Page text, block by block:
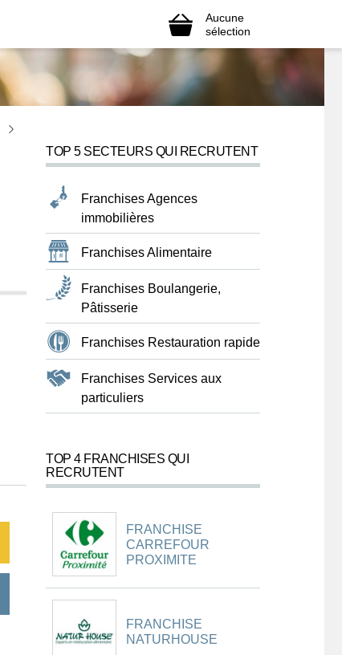
Aucune
sélection
TOP 5 SECTEURS QUI RECRUTENT
Franchises Agences
immobilières
Franchises Alimentaire
Franchises Boulangerie,
Pâtisserie
Franchises Restauration rapide
Franchises Services aux
particuliers
TOP 4 FRANCHISES QUI
RECRUTENT
FRANCHISE
CARREFOUR
PROXIMITE
FRANCHISE
NATURHOUSE